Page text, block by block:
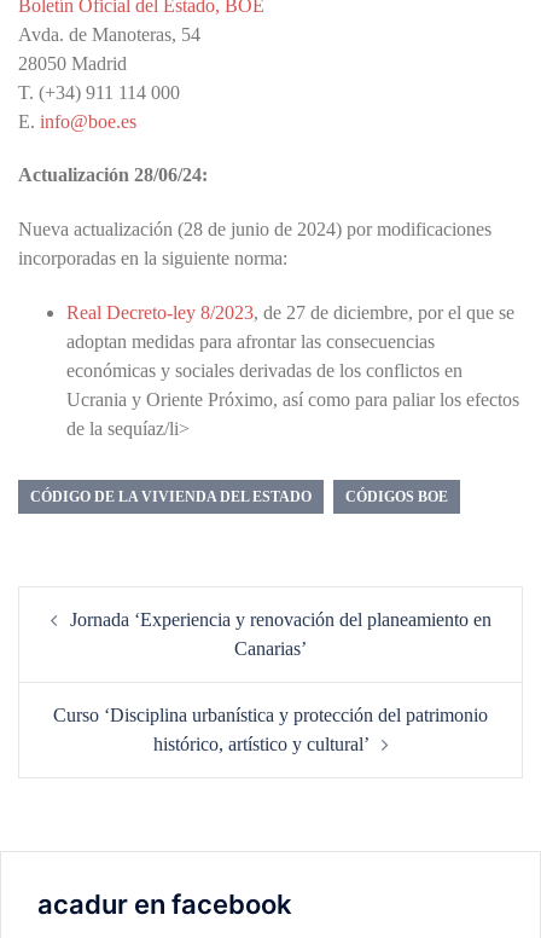
Boletín Oficial del Estado, BOE
Avda. de Manoteras, 54
28050 Madrid
T. (+34) 911 114 000
E. info@boe.es
Actualización 28/06/24:
Nueva actualización (28 de junio de 2024) por modificaciones
incorporadas en la siguiente norma:
Real Decreto-ley 8/2023, de 27 de diciembre, por el que se
adoptan medidas para afrontar las consecuencias
económicas y sociales derivadas de los conflictos en
Ucrania y Oriente Próximo, así como para paliar los efectos
de la sequíaz/li>
CÓDIGO DE LA VIVIENDA DEL ESTADO CÓDIGOS BOE
Jornada ‘Experiencia y renovación del planeamiento en
Canarias’
Curso ‘Disciplina urbanística y protección del patrimonio
histórico, artístico y cultural’
acadur en facebook